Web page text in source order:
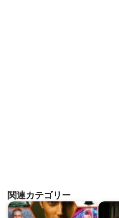
関連カテゴリー